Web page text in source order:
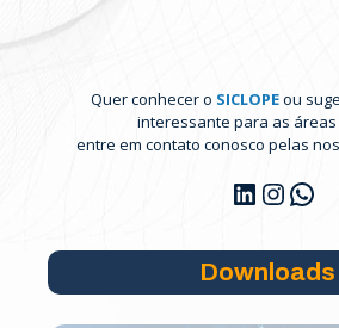
Quer conhecer o SICLOPEou
interessante para as áreas
entre em contato conosco pelas
LinkedIn
Downloads